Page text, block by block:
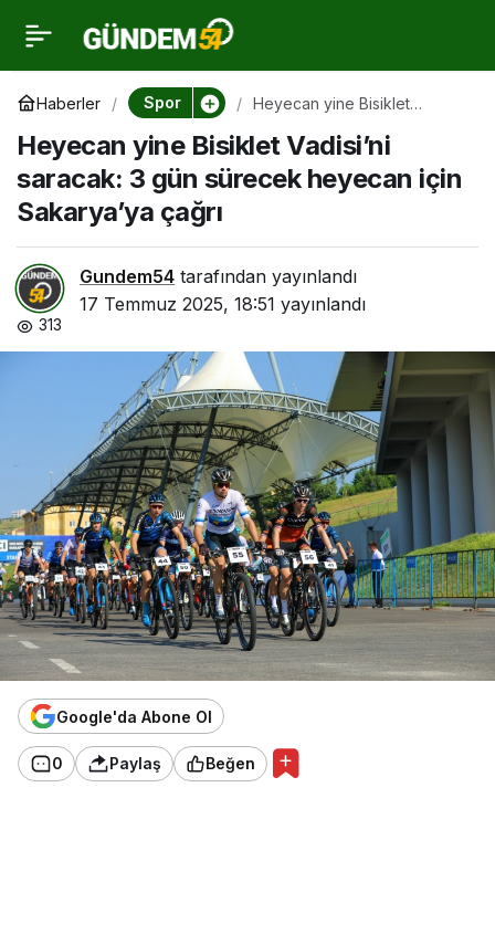
Haberler Spor
Heyecan yine Bisiklet
sürecek heyecan için
Sakarya’ya çağrı
Heyecan yine Bisiklet Vadisi’ni
saracak: 3 gün sürecek heyecan için
Sakarya’ya çağrı
Gundem54 tarafından yayınlandı
17 Temmuz 2025, 18:51 yayınlandı
313
Google'da Abone Ol
0 Paylaş Beğen
Heyecan yine Bisiklet
Vadisi’ni saracak: 3 gün
sürecek heyecan için
Sakarya’ya çağrı